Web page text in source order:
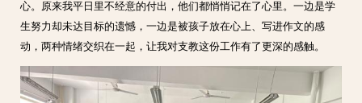
心。原来我平日里不经意的付出，他们都悄悄记在了心里。一边是学
生努力却未达目标的遗憾，一边是被孩子放在心上、写进作文的感
动，两种情绪交织在一起，让我对支教这份工作有了更深的感触。